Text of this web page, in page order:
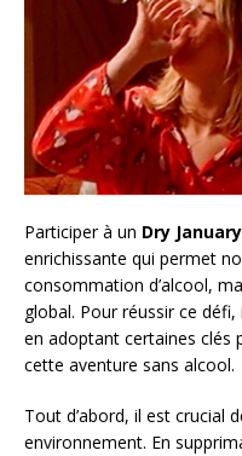
Participer à un Dry January
enrichissante qui permet
consommation d’alcool,
global. Pour réussir ce
en adoptant certaines clés
cette aventure sans alcool.
Tout d’abord, il est crucial
environnement. En